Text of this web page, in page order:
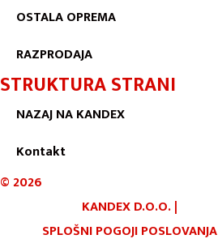
OSTALA OPREMA
RAZPRODAJA
STRUKTURA STRANI
NAZAJ NA KANDEX
Kontakt
©2026
KANDEX D.O.O.|
SPLOŠNI POGOJI POSLOVANJA